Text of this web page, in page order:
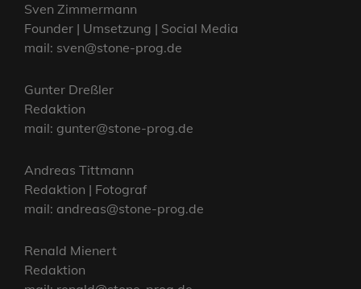
Sven Zimmermann
Founder | Umsetzung | Social Media
mail: sven@stone-prog.de
Gunter Dreßler
Redaktion
mail: gunter@stone-prog.de
Andreas Tittmann
Redaktion | Fotograf
mail: andreas@stone-prog.de
Renald Mienert
Redaktion